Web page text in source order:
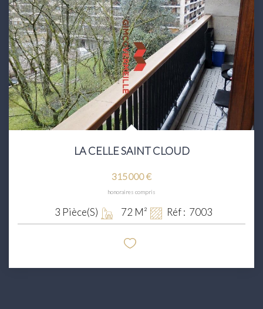
LA CELLE SAINT CLOUD
315 000 €
honoraires compris
3 Pièce(s) 72 M² Réf : 7003